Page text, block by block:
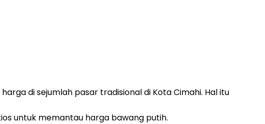
di sejumlah pasar tradisional di Kota Cimahi. Hal itu
untuk memantau harga bawang putih.